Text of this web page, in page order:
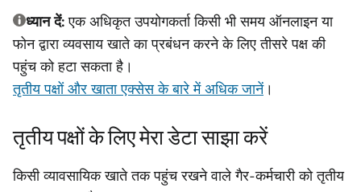
ध्यान दें:एक अधिकृत उपयोगकर्ता किसी भी समय ऑनलाइन या
फोन द्वारा व्यवसाय खाते का प्रबंधन करने के लिए तीसरे पक्ष की
पहुंच को हटा सकता है।
तृतीय पक्षों और खाता एक्सेस के बारे में अधिक जानें।
तृतीय पक्षों के लिए मेरा डेटा साझा करें
किसी व्यावसायिक खाते तक पहुंच रखने वाले गैर-कर्मचारी को तृतीय